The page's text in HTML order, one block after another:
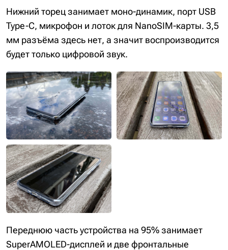
Нижний торец занимает моно-динамик, порт USB
Type-C, микрофон и лоток для NanoSIM-карты. 3,5
мм разъёма здесь нет, а значит воспроизводится
будет только цифровой звук.
Переднюю часть устройства на 95% занимает
SuperAMOLED-дисплей и две фронтальные